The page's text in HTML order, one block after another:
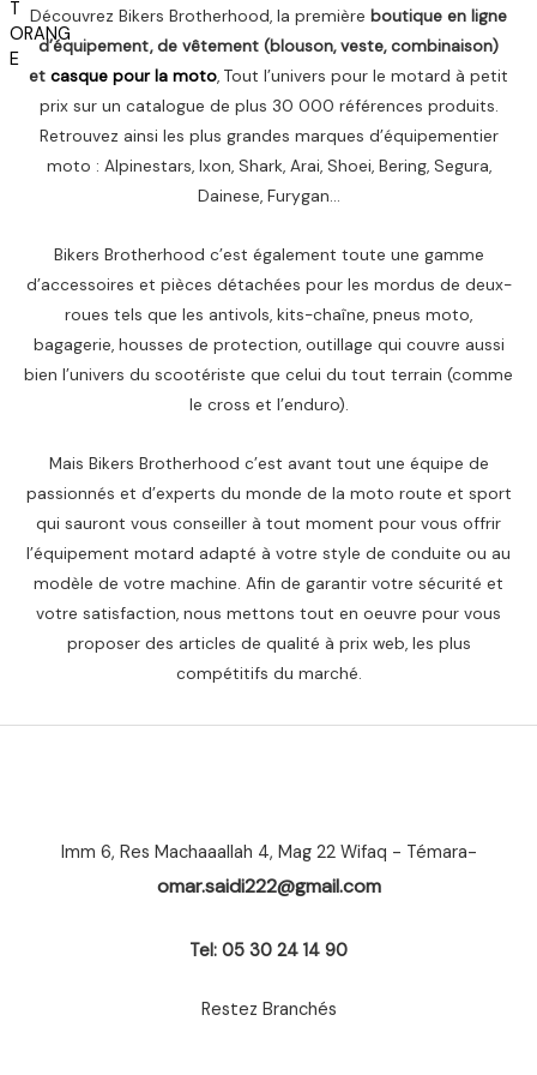
.
م
.t
:
0
د
م
.
:
1
,
6
5
.
م
.
Découvrez Bikers Brotherhood, la première boutique en ligne
d’équipement, de vêtement (blouson, veste, combinaison)
et casque pour la moto, Tout l’univers pour le motard à petit
prix sur un catalogue de plus 30 000 références produits.
Retrouvez ainsi les plus grandes marques d’équipementier
moto : Alpinestars, Ixon, Shark, Arai, Shoei, Bering, Segura,
Dainese, Furygan…
Bikers Brotherhood c’est également toute une gamme
d’accessoires et pièces détachées pour les mordus de deux-
roues tels que les antivols, kits-chaîne, pneus moto,
bagagerie, housses de protection, outillage qui couvre aussi
bien l’univers du scootériste que celui du tout terrain (comme
le cross et l’enduro).
Mais Bikers Brotherhood c’est avant tout une équipe de
passionnés et d’experts du monde de la moto route et sport
qui sauront vous conseiller à tout moment pour vous offrir
l’équipement motard adapté à votre style de conduite ou au
modèle de votre machine. Afin de garantir votre sécurité et
votre satisfaction, nous mettons tout en oeuvre pour vous
proposer des articles de qualité à prix web, les plus
compétitifs du marché.
Imm 6, Res Machaaallah 4, Mag 22 Wifaq - Témara-
omar.saidi222@gmail.com
Tel: 05 30 24 14 90
Restez Branchés